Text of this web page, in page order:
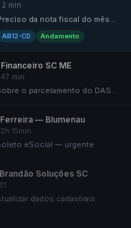
2 min
da nota fiscal do mês...
AB12-CD Andamento
SC ME
min
o parcelamento do DAS...
Ferreira — Blumenau
15min
eSocial — urgente
Soluções SC
dados cadastrais